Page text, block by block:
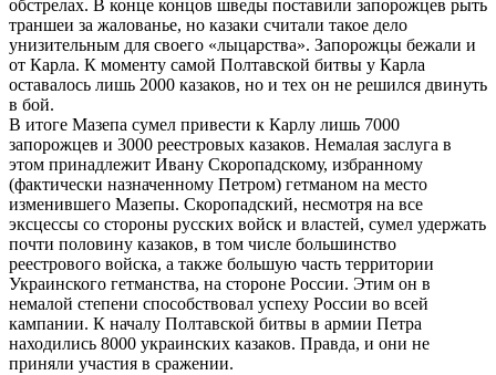
обстрелах. В конце концов шведы поставили запорожцев рыть
траншеи за жалованье, но казаки считали такое дело
унизительным для своего «лыцарства». Запорожцы бежали и
от Карла. К моменту самой Полтавской битвы у Карла
оставалось лишь 2000 казаков, но и тех он не решился двинуть
в бой.
В итоге Мазепа сумел привести к Карлу лишь 7000
запорожцев и 3000 реестровых казаков. Немалая заслуга в
этом принадлежит Ивану Скоропадскому, избранному
(фактически назначенному Петром) гетманом на место
изменившего Мазепы. Скоропадский, несмотря на все
эксцессы со стороны русских войск и властей, сумел удержать
почти половину казаков, в том числе большинство
реестрового войска, а также большую часть территории
Украинского гетманства, на стороне России. Этим он в
немалой степени способствовал успеху России во всей
кампании. К началу Полтавской битвы в армии Петра
находились 8000 украинских казаков. Правда, и они не
приняли участия в сражении.